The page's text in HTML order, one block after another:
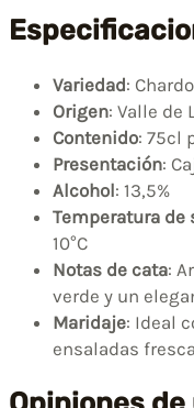
Variedad:
Origen: Valle de
Contenido: 75cl
Presentación:
Alcohol: 13,5%
Temperatura de
10°C
Notas de cata:
verde y un
Maridaje: Ideal
ensaladas